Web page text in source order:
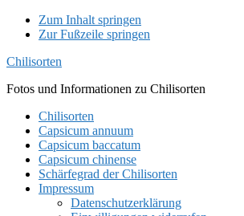
Zum Inhalt springen
Zur Fußzeile springen
Chilisorten
Fotos und Informationen zu Chilisorten
Chilisorten
Capsicum annuum
Capsicum baccatum
Capsicum chinense
Schärfegrad der Chilisorten
Impressum
Datenschutzerklärung